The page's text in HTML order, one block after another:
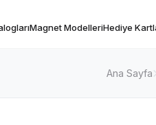
Magnet ModelleriHediye
Ana Sayfa